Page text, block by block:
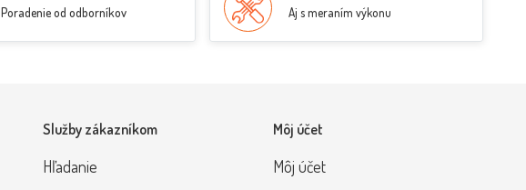
Poradenie od odborníkov Aj s meraním výkonu
Služby zákazníkom
Hľadanie
Môj účet
Môj účet